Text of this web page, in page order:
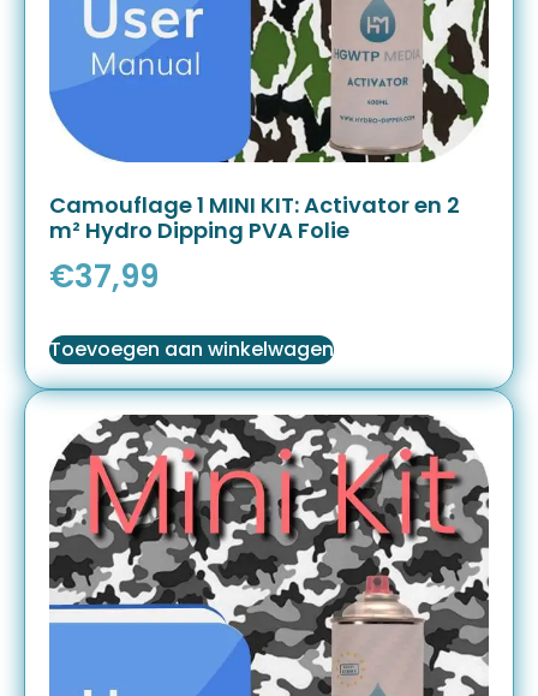
Camouflage 1 MINI KIT: Activator en 2
m² Hydro Dipping PVA Folie
€37,99
Toevoegen aan winkelwagen